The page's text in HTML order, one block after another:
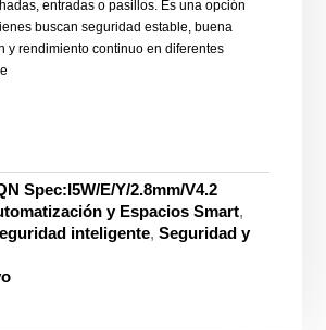
entradas o pasillos. Es una opción
buscan seguridad estable, buena
y rendimiento continuo en diferentes
Spec:I5W/E/Y/2.8mm/V4.2
y Espacios Smart,
inteligente,Seguridad y